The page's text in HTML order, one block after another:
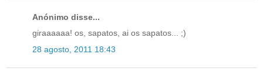
Anónimo disse...
giraaaaaa! os, sapatos, ai os sapatos... ;)
28 agosto, 2011 18:43